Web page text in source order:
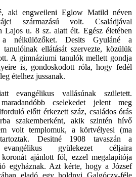
aki engweileni Eglow Matild néven
származású volt. Családjával
Lajos u. 8 sz. alatt élt. Egész életében
a nélkülözőket. Desits Gyuláné a
ellátását szervezte, közülük
A gimnáziumi tanulók mellett gondja
is, gondoskodott róla, hogy fedél
ételhez jussanak.
evangélikus vallásúnak született.
cselekedet jelent meg
előtt érkezett száz, családos órás
szakemberként, akik szintén hívő
volt templomuk, a körtvélyesi (ma
Desitné 1908 tavaszán a
gyülekezet céljaira
ajánlott föl, ezzel megalapítója
egyháznak. Azt kérte, hogy a József
eladó egy holdnyi Galgóczy-féle